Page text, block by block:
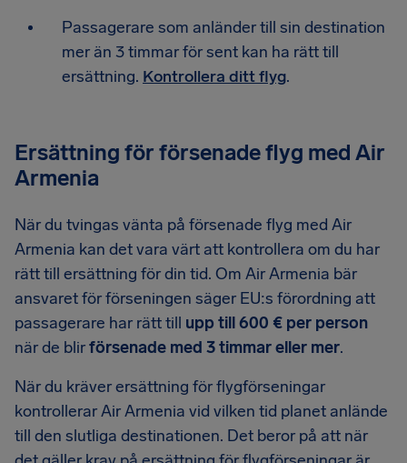
Passagerare som anländer till sin destination
mer än 3 timmar för sent kan ha rätt till
ersättning. Kontrollera ditt flyg.
Ersättning för försenade flyg med Air
Armenia
När du tvingas vänta på försenade flyg med Air
Armenia kan det vara värt att kontrollera om du har
rätt till ersättning för din tid. Om Air Armenia bär
ansvaret för förseningen säger EU:s förordning att
passagerare har rätt till upp till 600 € per person
när de blirförsenade med 3 timmar eller mer.
När du kräver ersättning för flygförseningar
kontrollerar Air Armenia vid vilken tid planet anlände
till den slutliga destinationen. Det beror på att när